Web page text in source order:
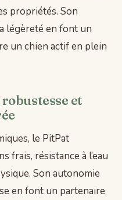
propriétés. Son
légèreté en font un
un chien actif en plein
et
le PitPat
frais, résistance à l’eau
Son autonomie
en font un partenaire